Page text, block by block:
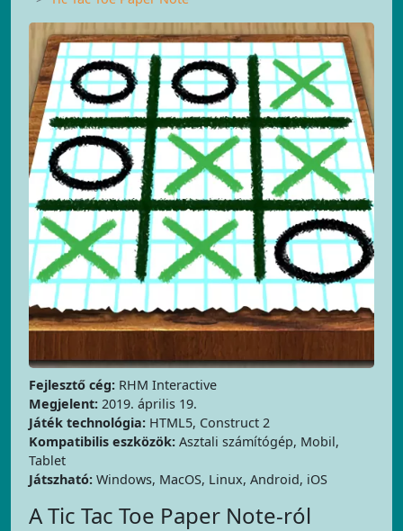
Fejlesztő cég: RHM Interactive
Megjelent: 2019. április 19.
Játék technológia: HTML5, Construct 2
Kompatibilis eszközök: Asztali számítógép, Mobil,
Tablet
Játszható: Windows, MacOS, Linux, Android, iOS
A Tic Tac Toe Paper Note-ról